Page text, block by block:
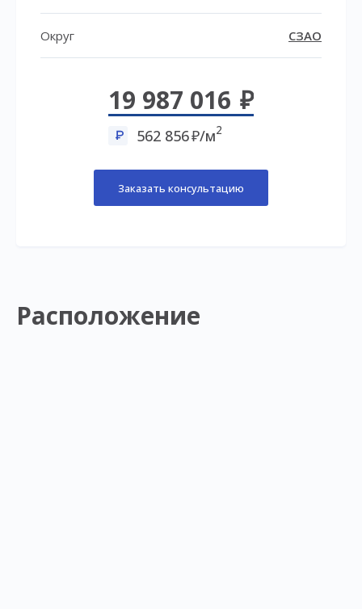
Округ СЗАО
19 987 016
562 856 /м2
Заказать консультацию
Расположение